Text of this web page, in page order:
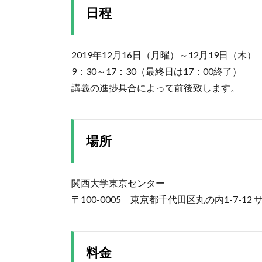
日程
2019年12月16日（月曜）～12月19日（木）
9：30～17：30（最終日は17：00終了）
講義の進捗具合によって前後致します。
場所
関西大学東京センター
〒100-0005 東京都千代田区丸の内1-7-12
料金